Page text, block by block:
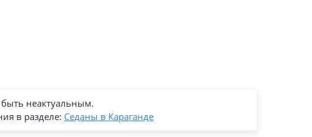
неактуальным.
в разделе: Седаны в Караганде